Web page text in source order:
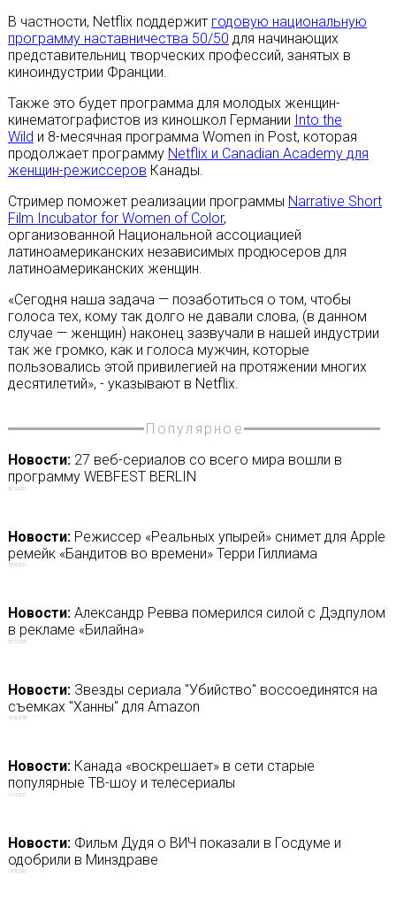
В частности, Netflix поддержит годовую национальную
программу наставничества 50/50 для начинающих
представительниц творческих профессий, занятых в
киноиндустрии Франции.
Также это будет программа для молодых женщин-
кинематографистов из киношкол Германии Into the
Wild и 8-месячная программа Women in Post, которая
продолжает программу Netflix и Canadian Academy для
женщин-режиссеров Канады.
Стример поможет реализации программы Narrative Short
Film Incubator for Women of Color,
организованной Национальной ассоциацией
латиноамериканских независимых продюсеров для
латиноамериканских женщин.
«Сегодня наша задача — позаботиться о том, чтобы
голоса тех, кому так долго не давали слова, (в данном
случае — женщин) наконец зазвучали в нашей индустрии
так же громко, как и голоса мужчин, которые
пользовались этой привилегией на протяжении многих
десятилетий», - указывают в Netflix.
Популярное
Новости:27 веб-сериалов со всего мира вошли в
программу WEBFEST BERLIN
03/12/2021
Новости:Режиссер «Реальных упырей» снимет для Apple
ремейк «Бандитов во времени» Терри Гиллиама
13/03/2019
Новости:Александр Ревва померился силой с Дэдпулом
в рекламе «Билайна»
02/11/2018
Новости:Звезды сериала "Убийство" воссоединятся на
съемках "Ханны" для Amazon
10/02/2018
Новости:Канада «воскрешает» в сети старые
популярные ТВ-шоу и телесериалы
11/11/2017
Новости:Фильм Дудя о ВИЧ показали в Госдуме и
одобрили в Минздраве
14/02/2020